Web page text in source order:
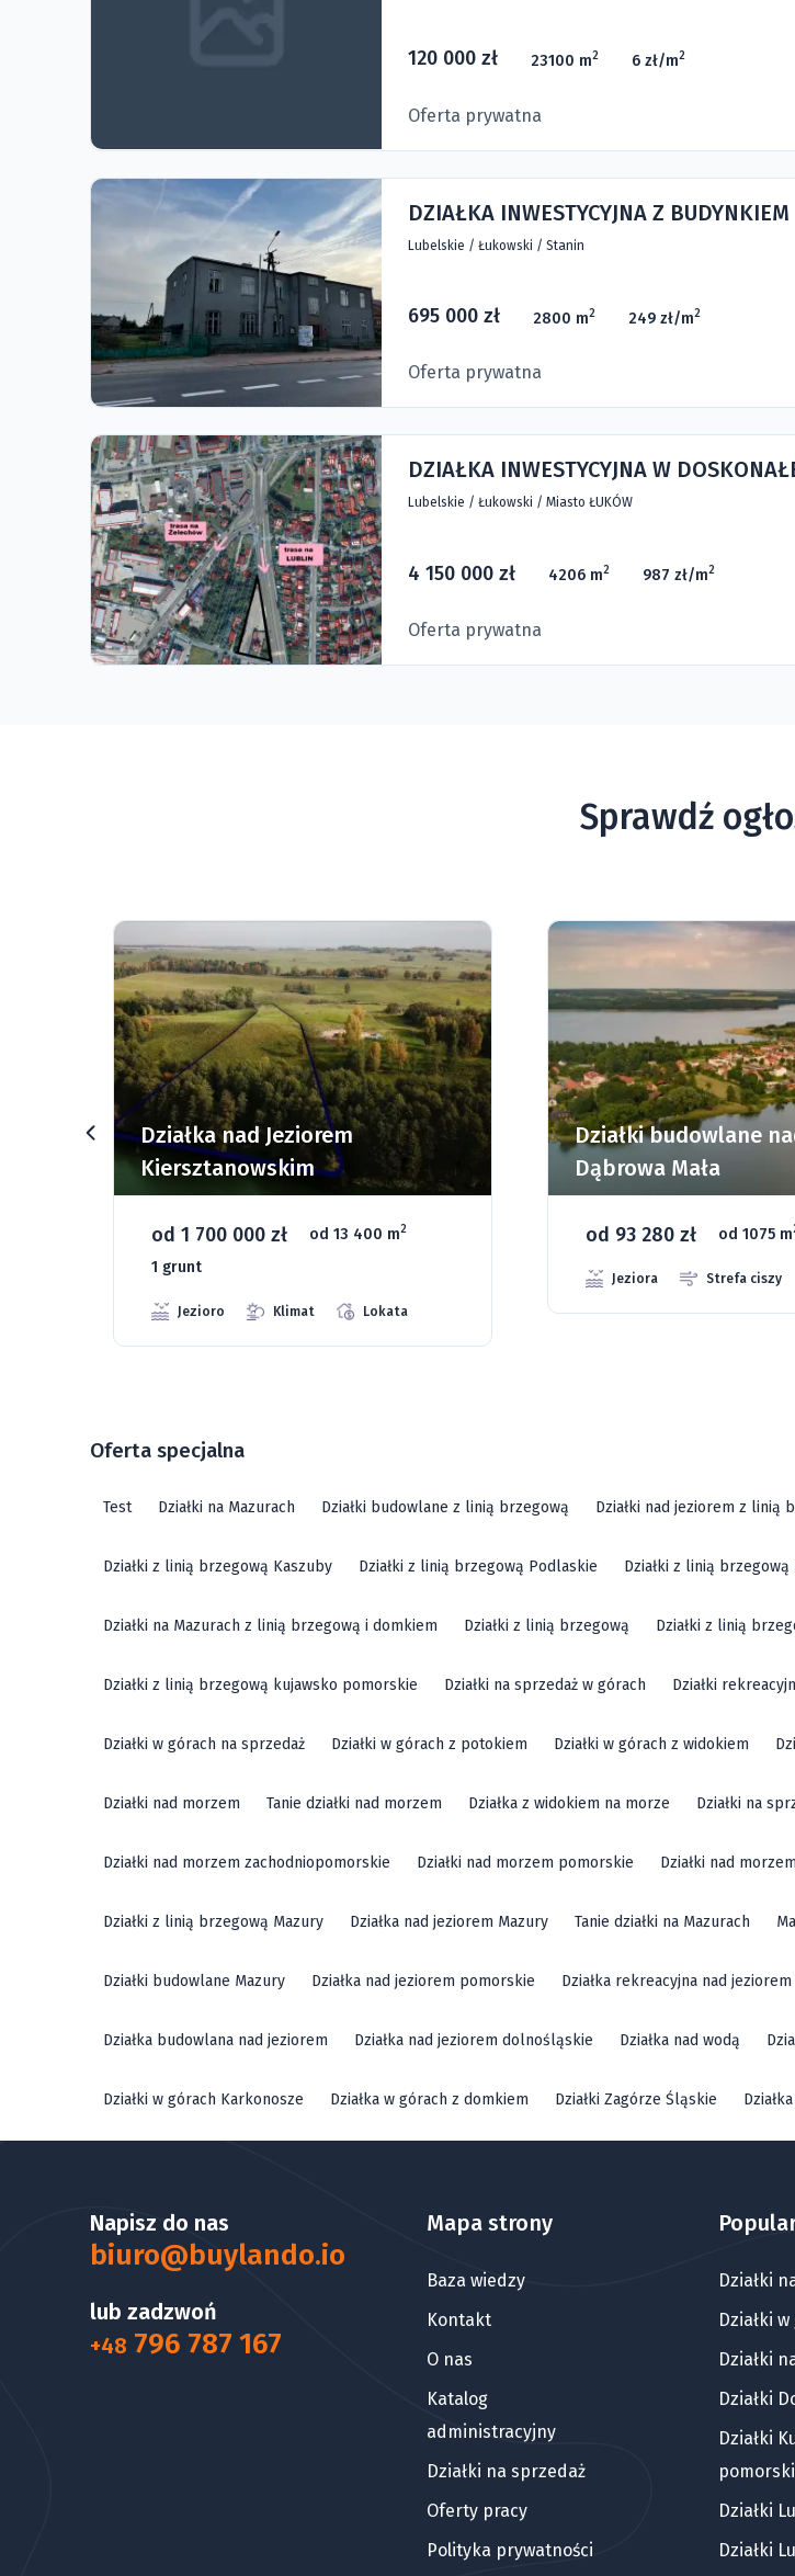
120 000 zł 23100 m2 6 zł/m2
Oferta prywatna
DZIAŁKA INWESTYCYJNA Z BUDYNKIEM
Lubelskie / Łukowski / Stanin
695 000 zł 2800 m2 249 zł/m2
Oferta prywatna
DZIAŁKA INWESTYCYJNA W
Lubelskie / Łukowski / Miasto ŁUKÓW
4 150 000 zł 4206 m2 987 zł/m2
Oferta prywatna
Sprawdź
Działka nad Jeziorem
Kiersztanowskim
od 1 700 000 zł od 13 400 m2
1 grunt
Jezioro Klimat Lokata
Działki budowlane
Dąbrowa Mała
od 93 280 zł od 1075 m
Jeziora Strefa ciszy
Oferta specjalna
Test Działki na Mazurach Działki budowlane z linią brzegową Działki nad jeziorem z linią
Działki z linią brzegową Kaszuby Działki z linią brzegową Podlaskie Działki z linią
Działki na Mazurach z linią brzegową i domkiem Działki z linią brzegową Działki z linią
Działki z linią brzegową kujawsko pomorskie Działki na sprzedaż w górach Działki
Działki w górach na sprzedaż Działki w górach z potokiem Działki w górach z widokiem
Działki nad morzem Tanie działki nad morzem Działka z widokiem na morze Działki na
Działki nad morzem zachodniopomorskie Działki nad morzem pomorskie Działki nad
Działki z linią brzegową Mazury Działka nad jeziorem Mazury Tanie działki na Mazurach
Działki budowlane Mazury Działka nad jeziorem pomorskie Działka rekreacyjna nad jeziorem
Działka budowlana nad jeziorem Działka nad jeziorem dolnośląskie Działka nad wodą
Działki w górach Karkonosze Działka w górach z domkiem Działki Zagórze Śląskie
Napisz do nas
biuro@buylando.io
lub zadzwoń
+48 796 787 167
Mapa strony
Baza wiedzy
Kontakt
O nas
Katalog
administracyjny
Działki na sprzedaż
Oferty pracy
Polityka prywatności
Działki
Działki
Działki
Działki
Działki
Działki
Działki